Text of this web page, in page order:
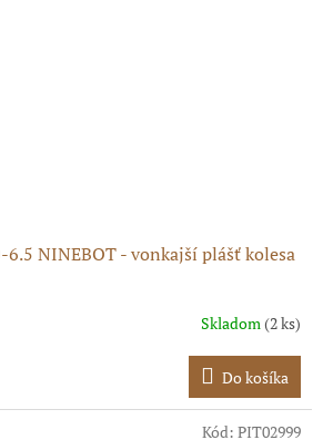
NINEBOT - vonkajší plášť kolesa
Skladom(2 ks)
Do košíka
Kód: PIT02999